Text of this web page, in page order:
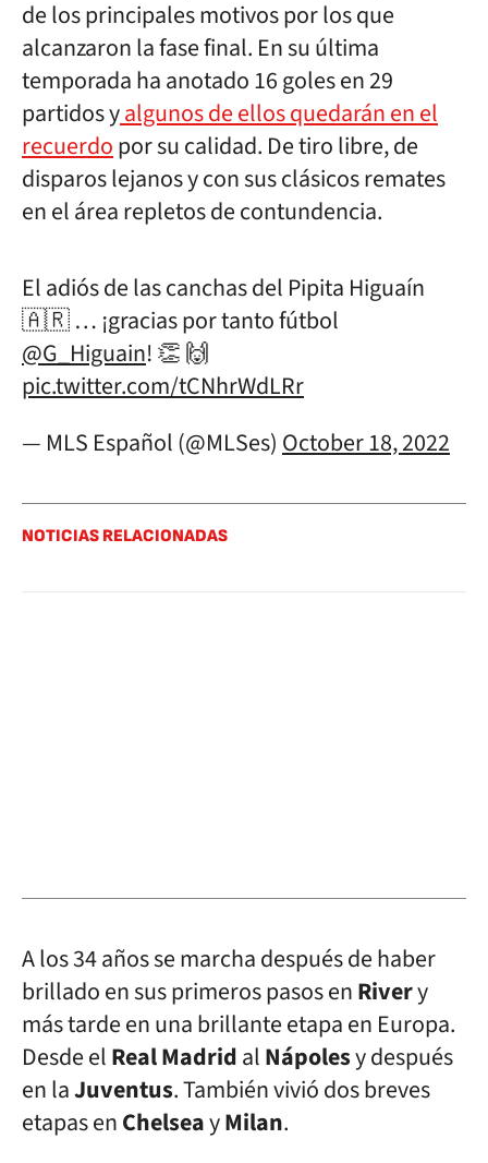
de los principales motivos por los que
alcanzaron la fase final. En su última
temporada ha anotado 16 goles en 29
partidos yalgunos de ellos quedarán en el
recuerdopor su calidad. De tiro libre, de
disparos lejanos y con sus clásicos remates
en el área repletos de contundencia.
El adiós de las canchas del Pipita Higuaín
🇦🇷 … ¡gracias por tanto fútbol
@G_Higuain! 👏 🙌
pic.twitter.com/tCNhrWdLRr
— MLS Español (@MLSes) October 18, 2022
NOTICIAS RELACIONADAS
A los 34 años se marcha después de haber
brillado en sus primeros pasos enRivery
más tarde en una brillante etapa en Europa.
Desde elReal MadridalNápolesy después
en laJuventus. También vivió dos breves
etapas enChelseayMilan.